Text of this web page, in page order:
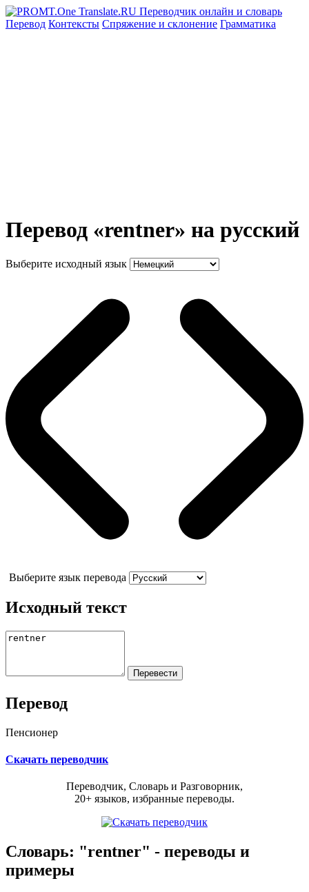
Перевод Контексты Спряжение и склонение Грамматика
Перевод «rentner» на русский
Выберите исходный язык
Выберите язык перевода
Исходный текст
Перевод
Пенсионер
Скачать переводчик
Переводчик, Словарь и Разговорник,
20+ языков, избранные переводы.
Словарь: "rentner" - переводы и
примеры